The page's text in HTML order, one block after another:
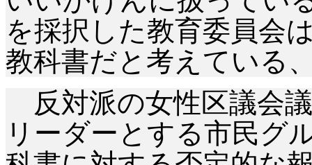
を採択した教育委員会
教科書だと考えている
反対派の女性区議会
リーダーとする市民グ